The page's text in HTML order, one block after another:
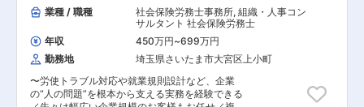
への正当な評価と「前年年収保証」 これまでの実
績を正当に評価し、前年年収を保証。高いモチベ
ーションを持って、クライアントの難題に立ち向
かえる環境を整えております。 ■キャリアパス
・チームリーダー ・営業 ・採用 ・教育 ・拠点長
など税務コンサルタントとしてのお仕事以外にも
「やりたいこと」を尊重してキャリアアップが可
ティング ・経営承継アドバイス等 ■キャリアス
テップ 個々人のスキルを見ながら、より難易度の
高い業務を任せたり、次のチャレンジステップを
ご用意します。幅の広い業務を行っている部署で
すので、いろいろな経験を積んでいただけます。
■特徴/魅力 クライアントの近くで寄り添う主治
医としての立場で、法人税の申告業務だけでな
く、様々な側面からクライアントをサポートして
業種 / 職種
社会保険労務士事務所, 組織・人事コン
サルタント 社会保険労務士
年収
450万円~699万円
勤務地
埼玉県さいたま市大宮区上小町
〜労使トラブル対応や就業規則設計など、企業
の“人の問題”を根本から支える実務を経験できる